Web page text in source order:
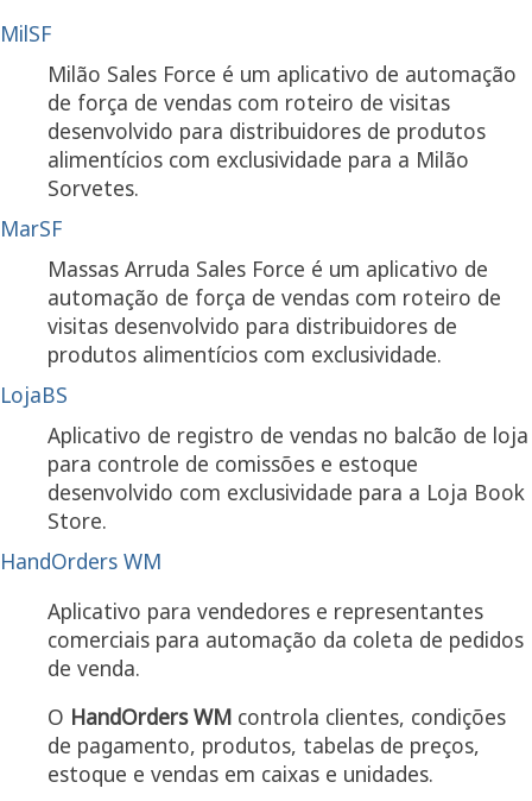
MilSF
Milão Sales Force é um aplicativo de automação
de força de vendas com roteiro de visitas
desenvolvido para distribuidores de produtos
alimentícios com exclusividade para a Milão
Sorvetes.
MarSF
Massas Arruda Sales Force é um aplicativo de
automação de força de vendas com roteiro de
visitas desenvolvido para distribuidores de
produtos alimentícios com exclusividade.
LojaBS
Aplicativo de registro de vendas no balcão de loja
para controle de comissões e estoque
desenvolvido com exclusividade para a Loja Book
Store.
HandOrders WM
Aplicativo para vendedores e representantes
comerciais para automação da coleta de pedidos
de venda.
O HandOrders WM controla clientes, condições
de pagamento, produtos, tabelas de preços,
estoque e vendas em caixas e unidades.